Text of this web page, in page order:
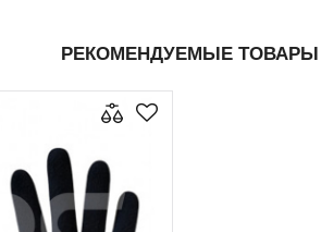
РЕКОМЕНДУЕМЫЕ ТОВАРЫ